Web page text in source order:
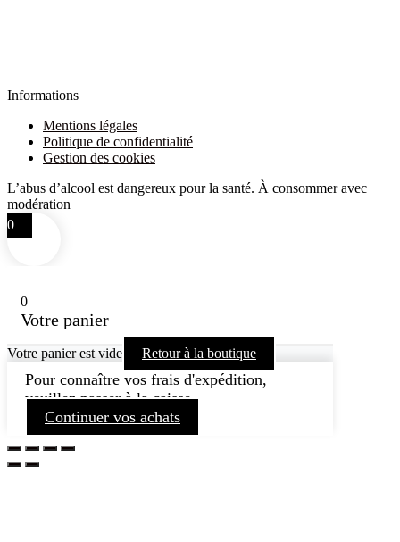
Informations
Mentions légales
Politique de confidentialité
Gestion des cookies
L’abus d’alcool est dangereux pour la santé. À consommer avec
modération
0
0
Votre panier
Votre panier est vide Retour à la boutique
Pour connaître vos frais d'expédition,
veuillez passer à la caisse.
Continuer vos achats